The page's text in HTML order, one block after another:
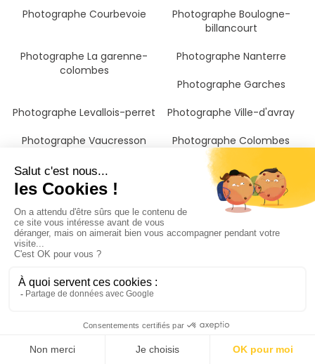
Photographe Courbevoie
Photographe Boulogne-
billancourt
Photographe La garenne-
colombes
Photographe Nanterre
Photographe Garches
Photographe Levallois-perret
Photographe Ville-d'avray
Photographe Vaucresson
Photographe Colombes
Photographe Bois-colombes
Photographe Houilles
Photographe Issy-les-
moulineaux
Photographe Sèvres
Photographe Vanves
Photographe La celle-saint-
cloud
seine
Photographe Carrières-sur-
Photographe Bougival